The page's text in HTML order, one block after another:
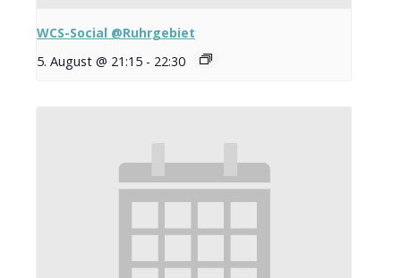
WCS-Social @Ruhrgebiet
5. August @ 21:15 - 22:30